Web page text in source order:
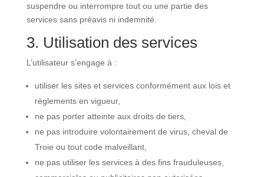
suspendre ou interrompre tout ou une partie des
services sans préavis ni indemnité.
3. Utilisation des services
L’utilisateur s’engage à :
utiliser les sites et services conformément aux lois et
règlements en vigueur,
ne pas porter atteinte aux droits de tiers,
ne pas introduire volontairement de virus, cheval de
Troie ou tout code malveillant,
ne pas utiliser les services à des fins frauduleuses,